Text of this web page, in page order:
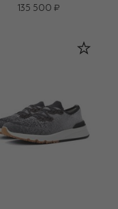
135 500 ₽